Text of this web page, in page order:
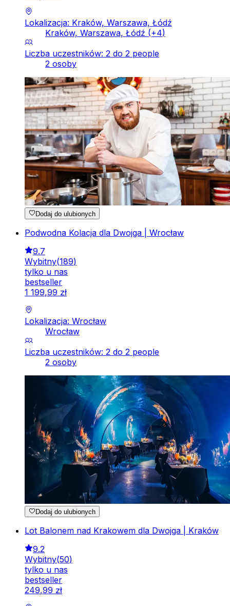
Lokalizacja: Kraków, Warszawa, Łódź
Kraków, Warszawa, Łódź (+4)
Liczba uczestników: 2 do 2 people
2 osoby
Dodaj do ulubionych
Podwodna Kolacja dla Dwojga | Wrocław
9.7
Wybitny(189)
tylko u nas
bestseller
1 199,99 zł
Lokalizacja: Wrocław
Wrocław
Liczba uczestników: 2 do 2 people
2 osoby
Dodaj do ulubionych
Lot Balonem nad Krakowem dla Dwojga | Kraków
9.2
Wybitny(50)
tylko u nas
bestseller
249,99 zł